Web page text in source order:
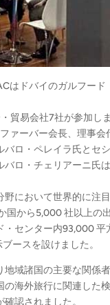
はドバイのガルフー
貿易会社7社が参加しま
ァーバー会長、理事
ロ・ペレイラ氏とセ
ロ・チェリアーニ氏
において世界的に注
国から5,000 社以上の
・センター内93,000
ースを設けました。
域諸国の主要な関係者
の海外旅行に関連した
認されました。